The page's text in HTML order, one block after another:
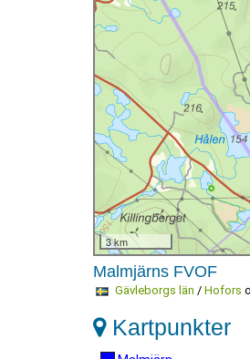
3 km
Malmjärns FVOF
Gävleborgs län / Hofors
Kartpunkter